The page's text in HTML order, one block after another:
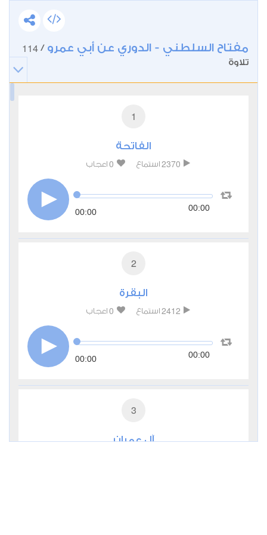
مفتاح السلطني - الدوري عن أبي عمرو /
114
تلاوة
1
الفاتحة
2370 استماع 0 اعجاب
00:00 00:00
2
البقرة
2412 استماع 0 اعجاب
00:00 00:00
3
آل عمران